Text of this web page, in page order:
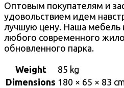
Оптовым покупателям и
удовольствием идем
лучшую цену. Наша мебель
любого современного
обновленного парка.
Weight
85 kg
Dimensions 180 × 65 × 83